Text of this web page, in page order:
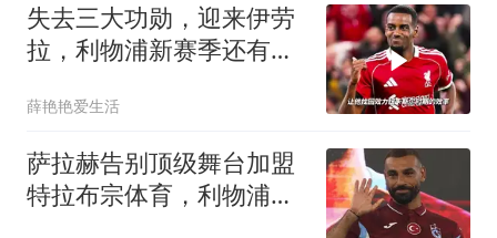
失去三大功勋，迎来伊劳
拉，利物浦新赛季还有多
薛艳艳爱生活
萨拉赫告别顶级舞台加盟
特拉布宗体育，利物浦仍